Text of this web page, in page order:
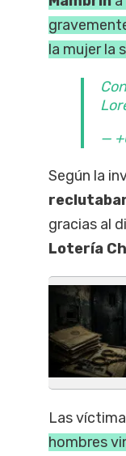
la mujer la
—
Según la
gracias al
Lotería
Las
hombres